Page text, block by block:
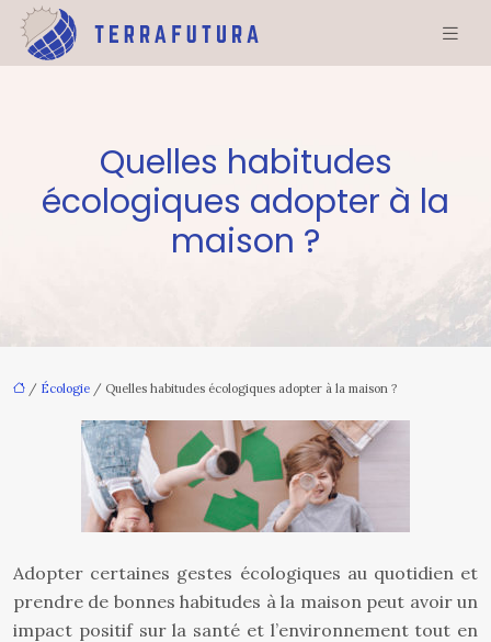
Quelles habitudes
écologiques adopter à la
maison ?
/ Écologie / Quelles habitudes écologiques adopter à la maison ?
Adopter certaines gestes écologiques au quotidien et
prendre de bonnes habitudes à la maison peut avoir un
impact positif sur la santé et l’environnement tout en